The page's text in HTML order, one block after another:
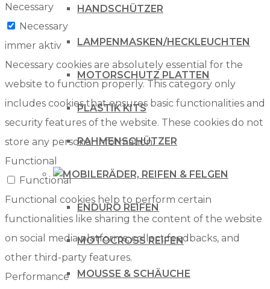
HANDSCHÜTZER
LAMPENMASKEN/HECKLEUCHTEN
MOTORSCHUTZ PLATTEN
PLASTIK KITS
RAHMENSCHÜTZER
RÄDER, REIFEN & FELGEN
ENDURO REIFEN
MOTOCROSS REIFEN
MOUSSE & SCHÄUCHE
Necessary
Necessary
immer aktiv
Necessary cookies are absolutely essential for the
website to function properly. This category only
includes cookies that ensures basic functionalities and
security features of the website. These cookies do not
store any personal information.
Functional
Functional
Functional cookies help to perform certain
functionalities like sharing the content of the website
on social media platforms, collect feedbacks, and
other third-party features.
Performance